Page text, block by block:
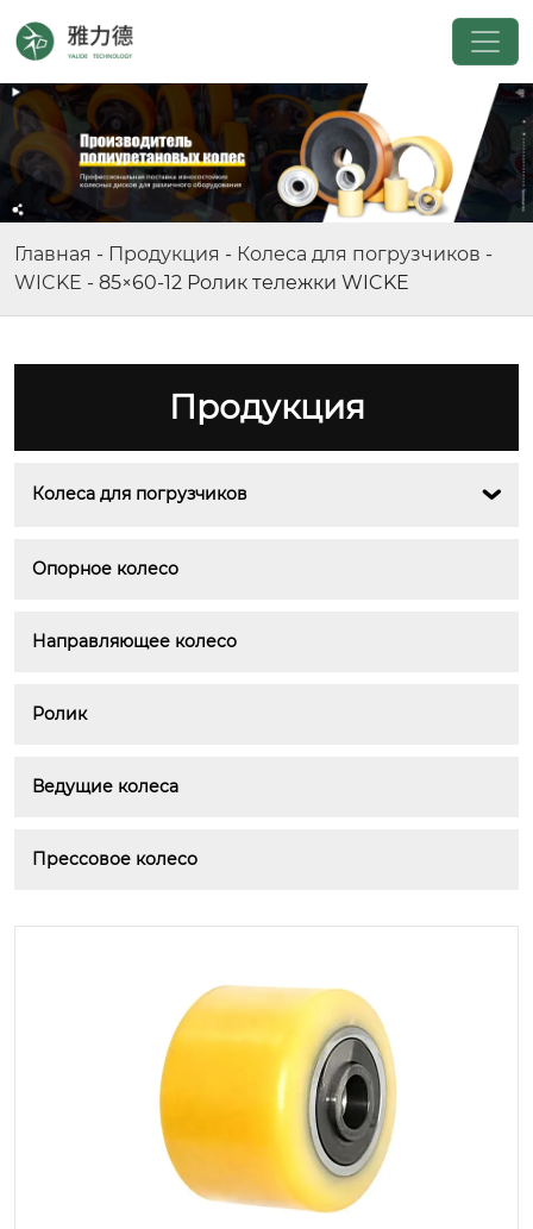
Главная - Продукция - Колеса для погрузчиков -
WICKE - 85×60-12 Ролик тележки WICKE
Продукция
Колеса для погрузчиков 
Опорное колесо
Направляющее колесо
Ролик
Ведущие колеса
Прессовое колесо